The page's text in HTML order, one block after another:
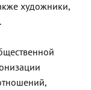
художники,